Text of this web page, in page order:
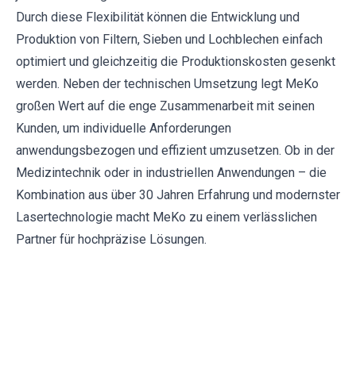
Durch diese Flexibilität können die Entwicklung und
Produktion von Filtern, Sieben und Lochblechen einfach
optimiert und gleichzeitig die Produktionskosten gesenkt
werden. Neben der technischen Umsetzung legt MeKo
großen Wert auf die enge Zusammenarbeit mit seinen
Kunden, um individuelle Anforderungen
anwendungsbezogen und effizient umzusetzen. Ob in der
Medizintechnik oder in industriellen Anwendungen – die
Kombination aus über 30 Jahren Erfahrung und modernster
Lasertechnologie macht MeKo zu einem verlässlichen
Partner für hochpräzise Lösungen.